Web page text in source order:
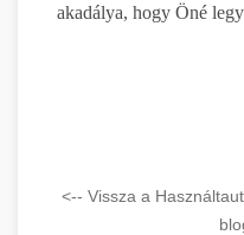
akadálya, hogy Öné
<-- Vissza a